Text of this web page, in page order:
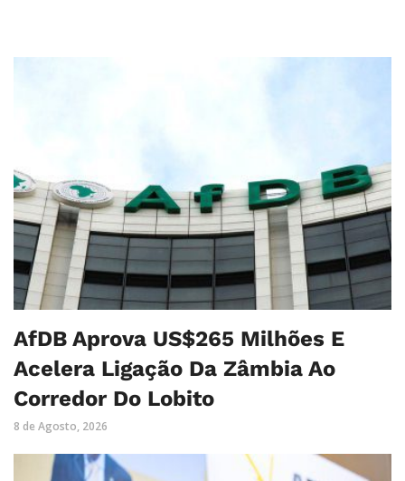
AfDB Aprova US$265 Milhões E
Acelera Ligação Da Zâmbia Ao
Corredor Do Lobito
8 de Agosto, 2026